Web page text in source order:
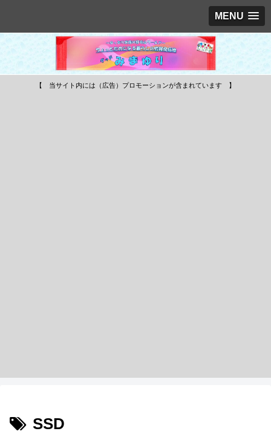
MENU
【 当サイト内には（広告）プロモーションが含まれています 】
SSD